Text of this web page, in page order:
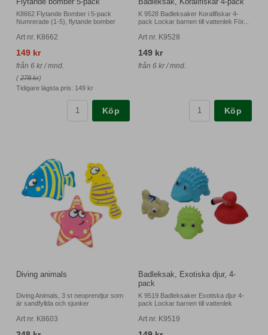
K8662 Flytande Bomber i 5-pack
Numrerade (1-5), flytande bomber
Art nr. K8662
149 kr
från 6 kr / mnd.
( 278 kr)
Tidigare lägsta pris: 149 kr
Köp
K 9528 Badleksaker Korallfiskar 4-
pack Lockar barnen till vattenlek För...
Art nr. K9528
149 kr
från 6 kr / mnd.
Köp
Diving animals
Diving Animals, 3 st neoprendjur som
är sandfyllda och sjunker
Art nr. K8603
Badleksak, Exotiska djur, 4-
pack
K 9519 Badleksaker Exotiska djur 4-
pack Lockar barnen till vattenlek
Art nr. K9519